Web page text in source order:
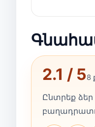
2.1 / 58
Ընտրեք